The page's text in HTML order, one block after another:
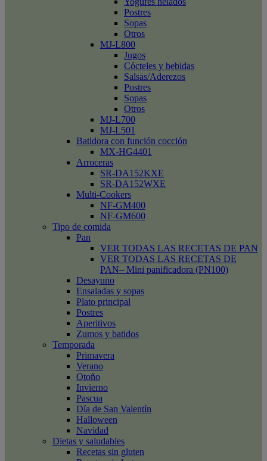
Postres
Sopas
Otros
MJ-L800
Jugos
Cócteles y bebidas
Salsas/Aderezos
Postres
Sopas
Otros
MJ-L700
MJ-L501
Batidora con función cocción
MX-HG4401
Arroceras
SR-DA152KXE
SR-DA152WXE
Multi-Cookers
NF-GM400
NF-GM600
Tipo de comida
Pan
VER TODAS LAS RECETAS DE PAN
VER TODAS LAS RECETAS DE
PAN– Mini panificadora (PN100)
Desayuno
Ensaladas y sopas
Plato principal
Postres
Aperitivos
Zumos y batidos
Temporada
Primavera
Verano
Otoño
Invierno
Pascua
Día de San Valentín
Halloween
Navidad
Dietas y saludables
Recetas sin gluten